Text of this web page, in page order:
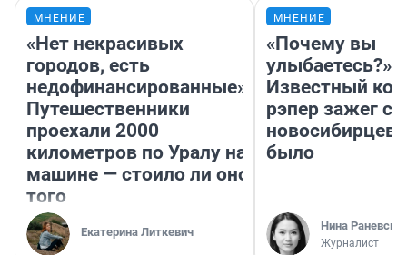
МНЕНИЕ
«Нет некрасивых
городов, есть
недофинансированные».
Путешественники
проехали 2000
километров по Уралу на
машине — стоило ли оно
того
Екатерина Литкевич
МНЕНИЕ
«Почему вы
улыбаетесь?»
Известный
рэпер зажег с
новосибирцев:
было
Нина
Журналист